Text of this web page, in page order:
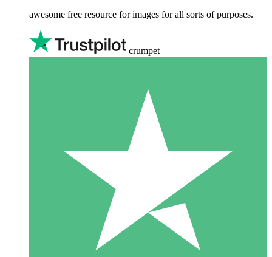
awesome free resource for images for all sorts of purposes.
crumpet